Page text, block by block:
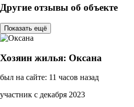
Другие отзывы об объекте
Показать ещё
Хозяин жилья: Оксана
был на сайте: 11 часов назад
участник с декабря 2023